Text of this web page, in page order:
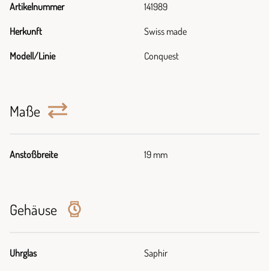
Artikelnummer 141989
Herkunft Swiss made
Modell/Linie Conquest
Maße
Anstoßbreite 19 mm
Gehäuse
Uhrglas Saphir